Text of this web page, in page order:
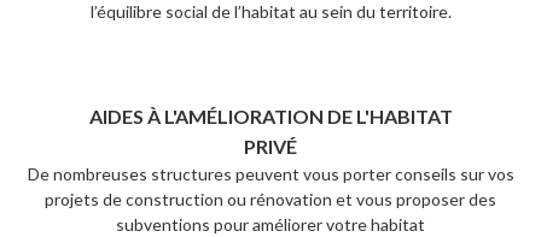
l’équilibre social de l’habitat au sein du territoire.
AIDES À L'AMÉLIORATION DE L'HABITAT
PRIVÉ
De nombreuses structures peuvent vous porter conseils sur vos
projets de construction ou rénovation et vous proposer des
subventions pour améliorer votre habitat